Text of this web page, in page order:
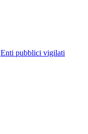
Enti pubblici vigilati